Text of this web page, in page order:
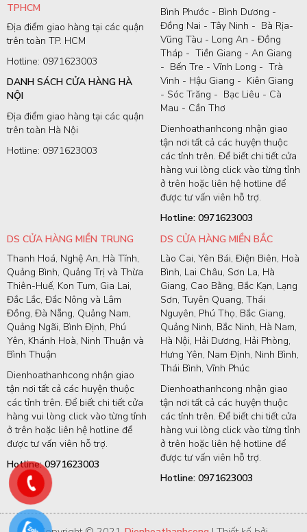
TPHCM
Địa điểm giao hàng tại các quận
trên toàn TP. HCM
Hotline: 0971623003
DANH SÁCH CỬA HÀNG HÀ
NỘI
Địa điểm giao hàng tại các quận
trên toàn Hà Nội
Hotline: 0971623003
Bình Phước - Bình Dương -
Đồng Nai - Tây Ninh - Bà Rịa-
Vũng Tàu - Long An - Đồng
Tháp - Tiền Giang - An Giang
- Bến Tre - Vĩnh Long - Trà
Vinh - Hậu Giang - Kiên Giang
- Sóc Trăng - Bạc Liêu - Cà
Mau - Cần Thơ
Dienhoathanhcong nhận giao
tận nơi tất cả các huyện thuộc
các tỉnh trên. Để biết chi tiết cửa
hàng vui lòng click vào từng tỉnh
ở trên hoặc liên hệ hotline để
được tư vấn viên hỗ trợ.
Hotline: 0971623003
DS CỬA HÀNG MIỀN TRUNG
Thanh Hoá, Nghệ An, Hà Tĩnh,
Quảng Bình, Quảng Trị và Thừa
Thiên-Huế, Kon Tum, Gia Lai,
Đắc Lắc, Đắc Nông và Lâm
Đồng, Đà Nẵng, Quảng Nam,
Quảng Ngãi, Bình Định, Phú
Yên, Khánh Hoà, Ninh Thuận và
Bình Thuận
Dienhoathanhcong nhận giao
tận nơi tất cả các huyện thuộc
các tỉnh trên. Để biết chi tiết cửa
hàng vui lòng click vào từng tỉnh
ở trên hoặc liên hệ hotline để
được tư vấn viên hỗ trợ.
Hotline: 0971623003
DS CỬA HÀNG MIỀN BẮC
Lào Cai, Yên Bái, Điện Biên, Hoà
Bình, Lai Châu, Sơn La, Hà
Giang, Cao Bằng, Bắc Kạn, Lạng
Sơn, Tuyên Quang, Thái
Nguyên, Phú Thọ, Bắc Giang,
Quảng Ninh, Bắc Ninh, Hà Nam,
Hà Nội, Hải Dương, Hải Phòng,
Hưng Yên, Nam Định, Ninh Bình,
Thái Bình, Vĩnh Phúc
Dienhoathanhcong nhận giao
tận nơi tất cả các huyện thuộc
các tỉnh trên. Để biết chi tiết cửa
hàng vui lòng click vào từng tỉnh
ở trên hoặc liên hệ hotline để
được tư vấn viên hỗ trợ.
Hotline: 0971623003